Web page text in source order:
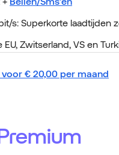
s: Superkorte laadtijden
Zwitserland, VS en
voor € 20,00 per maand